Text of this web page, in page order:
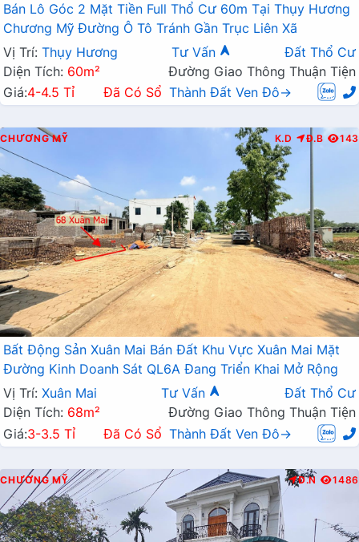
Bán Lô Góc 2 Mặt Tiền Full Thổ Cư 60m Tại Thụy Hương
Chương Mỹ Đường Ô Tô Tránh Gần Trục Liên Xã
Vị Trí: Thụy Hương Tư Vấn
Đất Thổ Cư
Diện Tích: 60m²
Đường Giao Thông Thuận Tiện
Giá:4-4.5 Tỉ Đã Có Sổ Thành Đất Ven Đô→
CHƯƠNG MỸ K.D Đ.B 143
Bất Động Sản Xuân Mai Bán Đất Khu Vực Xuân Mai Mặt
Đường Kinh Doanh Sát QL6A Đang Triển Khai Mở Rộng
Vị Trí: Xuân Mai Tư Vấn
Đất Thổ Cư
Diện Tích: 68m²
Đường Giao Thông Thuận Tiện
Giá:3-3.5 Tỉ Đã Có Sổ Thành Đất Ven Đô→
CHƯƠNG MỸ Đ.N 1486